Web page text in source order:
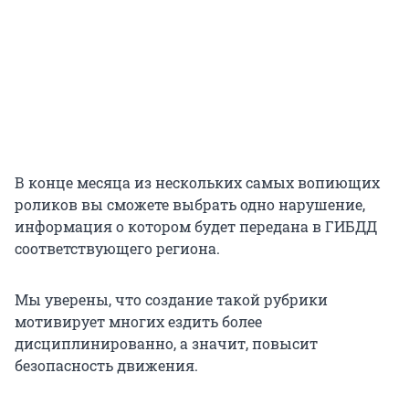
В конце месяца из нескольких самых вопиющих
роликов вы сможете выбрать одно нарушение,
информация о котором будет передана в ГИБДД
соответствующего региона.
Мы уверены, что создание такой рубрики
мотивирует многих ездить более
дисциплинированно, а значит, повысит
безопасность движения.